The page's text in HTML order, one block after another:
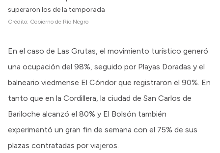
superaron los de la temporada
Crédito: Gobierno de Río Negro
En el caso de Las Grutas, el movimiento turístico generó
una ocupación del 98%, seguido por Playas Doradas y el
balneario viedmense El Cóndor que registraron el 90%. En
tanto que en la Cordillera, la ciudad de San Carlos de
Bariloche alcanzó el 80% y El Bolsón también
experimentó un gran fin de semana con el 75% de sus
plazas contratadas por viajeros.